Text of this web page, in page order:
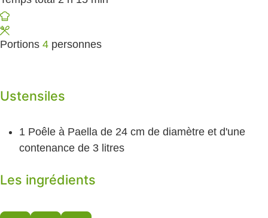
Portions 4 personnes
Ustensiles
1 Poêle à Paella de 24 cm de diamètre et d'une
contenance de 3 litres
Les ingrédients